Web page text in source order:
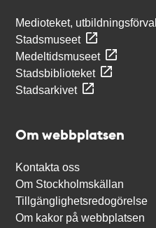
Medioteket,
Stadsmuseet
Medeltidsmuseet
Stadsbiblioteket
Stadsarkivet
Om webbplatsen
Kontakta oss
Om Stockholmskällan
Tillgänglighetsredogörelse
Om kakor på webbplatsen